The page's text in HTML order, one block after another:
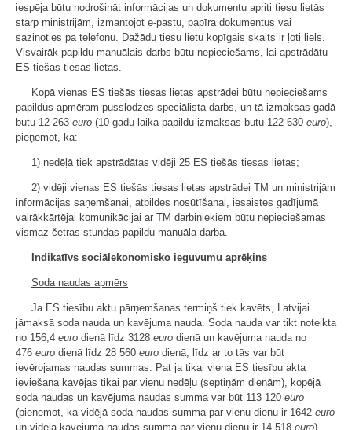
iespēja būtu nodrošināt informācijas un dokumentu apriti tiesu lietās
starp ministrijām, izmantojot e-pastu, papīra dokumentus vai
sazinoties pa telefonu. Dažādu tiesu lietu kopīgais skaits ir ļoti liels.
Visvairāk papildu manuālais darbs būtu nepieciešams, lai apstrādātu
ES tiešās tiesas lietas.
Kopā vienas ES tiešās tiesas lietas apstrādei būtu nepieciešams
papildus apmēram pusslodzes speciālista darbs, un tā izmaksas gadā
būtu 12 263 euro (10 gadu laikā papildu izmaksas būtu 122 630 euro),
pieņemot, ka:
1) nedēļā tiek apstrādātas vidēji 25 ES tiešās tiesas lietas;
2) vidēji vienas ES tiešās tiesas lietas apstrādei TM un ministrijām
informācijas saņemšanai, atbildes nosūtīšanai, iesaistes gadījumā
vairākkārtējai komunikācijai ar TM darbiniekiem būtu nepieciešamas
vismaz četras stundas papildu manuāla darba.
Indikatīvs sociālekonomisko ieguvumu aprēķins
Soda naudas apmērs
Ja ES tiesību aktu pārņemšanas termiņš tiek kavēts, Latvijai
jāmaksā soda nauda un kavējuma nauda. Soda nauda var tikt noteikta
no 156,4 euro dienā līdz 3128 euro dienā un kavējuma nauda no
476 euro dienā līdz 28 560 euro dienā, līdz ar to tās var būt
ievērojamas naudas summas. Pat ja tikai viena ES tiesību akta
ieviešana kavējas tikai par vienu nedēļu (septiņām dienām), kopējā
soda naudas un kavējuma naudas summa var būt 113 120 euro
(pieņemot, ka vidējā soda naudas summa par vienu dienu ir 1642 euro
un vidējā kavējuma naudas summa par vienu dienu ir 14 518 euro).